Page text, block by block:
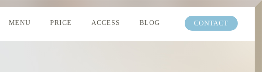
MENU PRICE ACCESS BLOG CONTACT